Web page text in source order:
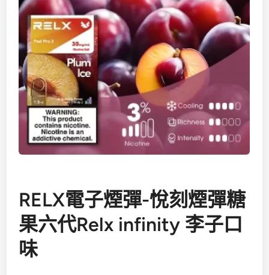
RELX電子煙彈-悅刻煙彈糖
果六代Relx infinity 李子口
味